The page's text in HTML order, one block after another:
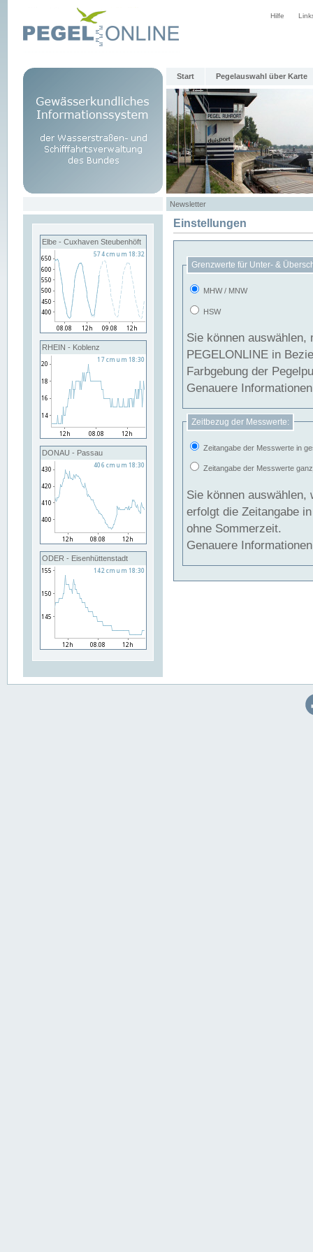
Hilfe
Start Pegelauswahl über Karte
Newsletter
Elbe - Cuxhaven Steubenhöft
RHEIN - Koblenz
DONAU - Passau
ODER - Eisenhüttenstadt
Einstellungen
Grenzwerte für Unter- &
MHW / MNW
HSW
Sie können
PEGELONLINE in Beziehung
Farbgebung der
Genauere
Zeitbezug der Messwerte:
Zeitangabe der Messwerte in
Zeitangabe der Messwerte
Sie können auswählen,
erfolgt die Zeitangabe
ohne Sommerzeit.
Genauere